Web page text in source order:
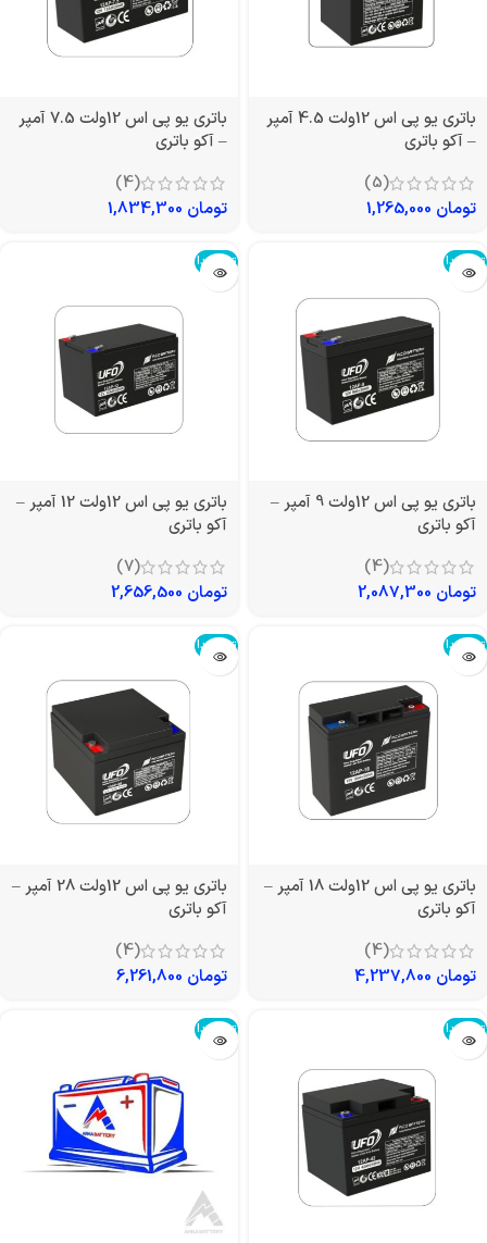
باتری یو پی اس 12ولت 4.5 آمپر
– آکو باتری
(5)
تومان
باتری یو پی اس 12ولت 7.5 آمپر
– آکو باتری
(4)
تومان
تمام شد!
باتری یو پی اس 12ولت 9 آمپر –
آکو باتری
(4)
تومان
تمام شد!
باتری یو پی اس 12ولت 12 آمپر –
آکو باتری
(7)
تومان
تمام شد!
باتری یو پی اس 12ولت 18 آمپر –
آکو باتری
(4)
تومان
تمام شد!
باتری یو پی اس 12ولت 28 آمپر –
آکو باتری
(4)
تومان
تمام شد! تمام شد!